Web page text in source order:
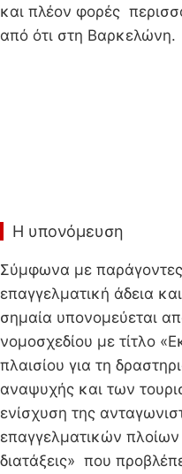
και πλέον φορές
από ότι στη Βαρκελώνη.
Η υπονόμευση
Σύμφωνα με
επαγγελματική άδεια
σημαία υπονομεύεται
νομοσχεδίου με τίτλο
πλαισίου για τη
αναψυχής και των
ενίσχυση της
επαγγελματικών
διατάξεις» που